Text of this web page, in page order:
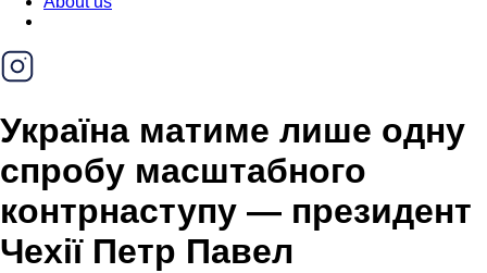
Україна матиме лише одну
спробу масштабного
контрнаступу — президент
Чехії Петр Павел